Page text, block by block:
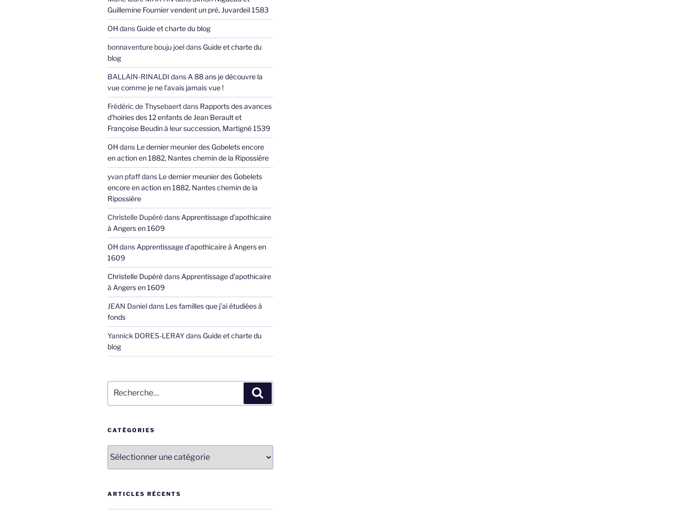
Guillemine Fournier vendent un pré, Juvardeil 1583
OH dans Guide et charte du blog
bonnaventure bouju joeldans Guide et charte du
blog
BALLAIN-RINALDI dans A 88 ans je découvre la
vue comme je ne l’avais jamais vue !
Frédéric de Thysebaertdans Rapports des avances
d’hoiries des 12 enfants de Jean Berault et
Françoise Beudin à leur succession, Martigné 1539
OH dans Le dernier meunier des Gobelets encore
en action en 1882, Nantes chemin de la Ripossière
yvan pfaffdans Le dernier meunier des Gobelets
encore en action en 1882, Nantes chemin de la
Ripossière
Christelle Dupérédans Apprentissage d’apothicaire
à Angers en 1609
OH dans Apprentissage d’apothicaire à Angers en
1609
Christelle Dupérédans Apprentissage d’apothicaire
à Angers en 1609
JEAN Danieldans Les familles que j’ai étudiées à
fonds
Yannick DORES-LERAYdans Guide et charte du
blog
pour
:
CATÉGORIES
ARTICLES RÉCENTS